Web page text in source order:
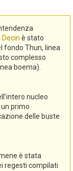
è stato
fondo Thun, linea
complesso
boema).
nucleo
primo
delle buste
è stata
regesti compilati